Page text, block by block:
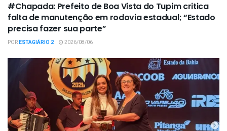
#Chapada: Prefeito de Boa Vista do Tupim critica
falta de manutenção em rodovia estadual; “Estado
precisa fazer sua parte”
PORESTAGIÁRIO 2 2026/08/06